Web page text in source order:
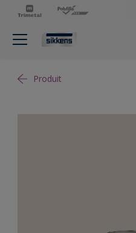
Produit